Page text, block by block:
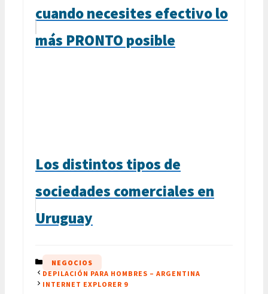
cuando necesites efectivo lo
más PRONTO posible
Los distintos tipos de
sociedades comerciales en
Uruguay
CATEGORÍAS
NEGOCIOS
DEPILACIÓN PARA HOMBRES – ARGENTINA
INTERNET EXPLORER 9